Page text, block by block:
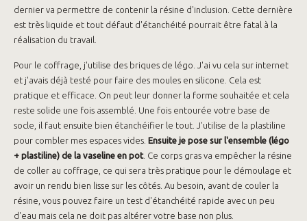
dernier va permettre de contenir la résine d'inclusion. Cette dernière
est très liquide et tout défaut d'étanchéité pourrait être fatal à la
réalisation du travail.
Pour le coffrage, j'utilise des briques de légo. J'ai vu cela sur internet
et j'avais déjà testé pour faire des moules en silicone. Cela est
pratique et efficace. On peut leur donner la forme souhaitée et cela
reste solide une fois assemblé. Une fois entourée votre base de
socle, il faut ensuite bien étanchéifier le tout. J'utilise de la plastiline
pour combler mes espaces vides. Ensuite je pose sur l'ensemble (légo
+ plastiline) de la vaseline en pot. Ce corps gras va empêcher la résine
de coller au coffrage, ce qui sera très pratique pour le démoulage et
avoir un rendu bien lisse sur les côtés. Au besoin, avant de couler la
résine, vous pouvez faire un test d'étanchéité rapide avec un peu
d'eau mais cela ne doit pas altérer votre base non plus.